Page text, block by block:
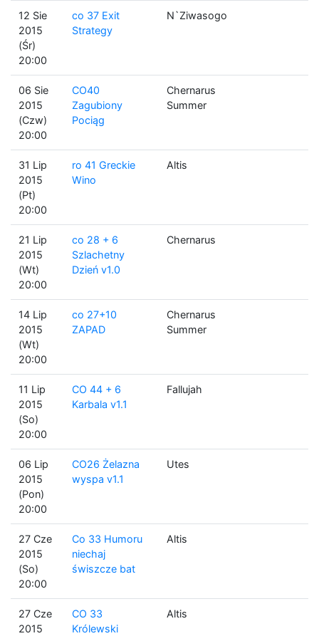
12 Sie
2015
(Śr)
20:00
co 37 Exit
Strategy
N`Ziwasogo
06 Sie
2015
(Czw)
20:00
CO40
Zagubiony
Pociąg
Chernarus
Summer
31 Lip
2015
(Pt)
20:00
ro 41 Greckie
Wino
Altis
21 Lip
2015
(Wt)
20:00
co 28 + 6
Szlachetny
Dzień v1.0
Chernarus
14 Lip
2015
(Wt)
20:00
co 27+10
ZAPAD
Chernarus
Summer
11 Lip
2015
(So)
20:00
CO 44 + 6
Karbala v1.1
Fallujah
06 Lip
2015
(Pon)
20:00
CO26 Żelazna
wyspa v1.1
Utes
27 Cze
2015
(So)
20:00
Co 33 Humoru
niechaj
świszcze bat
Altis
27 Cze
2015
CO 33
Królewski
Altis